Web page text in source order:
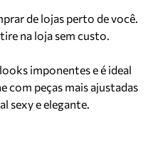
de lojas perto de você.
na loja sem custo.
imponentes e é ideal
com peças mais ajustadas
sexy e elegante.